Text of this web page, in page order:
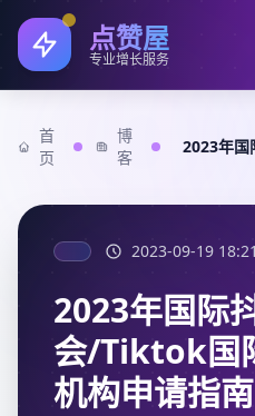
点赞屋
专业增长服务
首
页
博
客
2023年
2023-09-19
2023年国际
会/Tiktok国
机构申请指南